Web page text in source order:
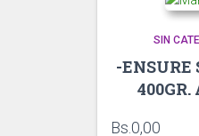
SIN
-ENSURE
400GR.
Bs.0,00